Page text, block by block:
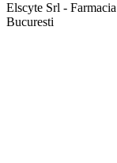
Elscyte Srl -
Bucuresti